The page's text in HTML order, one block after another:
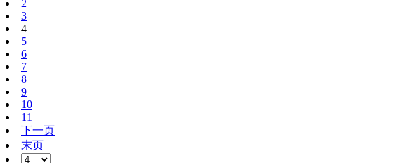
2
3
4
5
6
7
8
9
10
11
下一页
末页